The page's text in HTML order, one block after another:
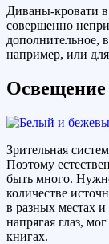
Диваны-кровати в
совершенно
дополнительное,
например, или
Освещение
Зрительная
Поэтому
быть много.
количестве
в разных местах
напрягая глаз,
книгах.